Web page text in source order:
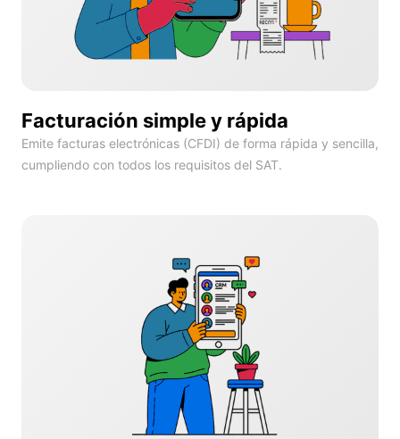
Facturación simple y rápida
Emite facturas electrónicas (CFDI) de forma rápida y sencilla,
cumpliendo con todos los requisitos del SAT.